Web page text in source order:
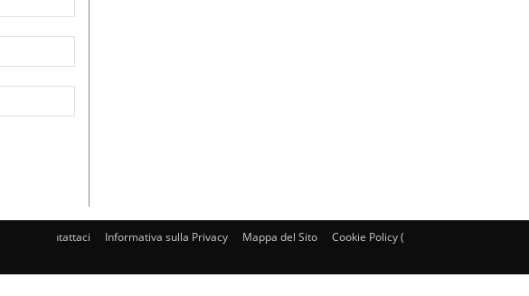
Contattaci Informativa sulla Privacy Mappa del Sito Cookie Policy (UE)